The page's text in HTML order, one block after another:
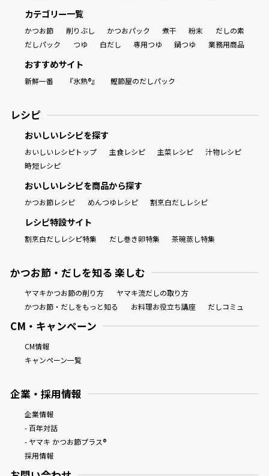
カテゴリー一覧
かつお節 削りぶし かつおパック 煮干 粉末
だしの素
だしパック
つゆ 白だし 専用つゆ 鍋つゆ 業務用商品
おすすめサイト
新鮮一番 『氷熟®』 鰹節屋のだしパック
レシピ
おいしいレシピを探す
おいしいレシピトップ 主食レシピ 主菜レシピ
汁物レシピ
時短レシピ
おいしいレシピを商品から探す
かつお節レシピ めんつゆレシピ 割烹白だしレシピ
レシピ特設サイト
割烹白だしレシピ特集 だし巻き卵特集 茶碗蒸し特集
かつお節・だしを知る 楽しむ
ヤマキかつお節の削り方
ヤマキ流だしの取り方
かつお節・だしをもっと知る
お料理お役立ち講座 だしコミュ
CM・キャンペーン
CM情報
キャンペーン一覧
企業・採用情報
企業情報
- 百年対話
- ヤマキ かつお節プラス®
採用情報